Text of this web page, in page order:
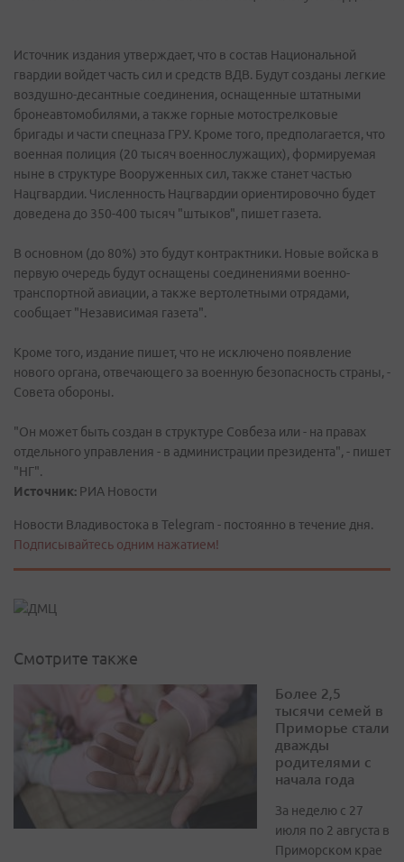
Источник издания утверждает, что в состав Национальной
гвардии войдет часть сил и средств ВДВ. Будут созданы легкие
воздушно-десантные соединения, оснащенные штатными
бронеавтомобилями, а также горные мотострелковые
бригады и части спецназа ГРУ. Кроме того, предполагается, что
военная полиция (20 тысяч военнослужащих), формируемая
ныне в структуре Вооруженных сил, также станет частью
Нацгвардии. Численность Нацгвардии ориентировочно будет
доведена до 350-400 тысяч "штыков", пишет газета.
В основном (до 80%) это будут контрактники. Новые войска в
первую очередь будут оснащены соединениями военно-
транспортной авиации, а также вертолетными отрядами,
сообщает "Независимая газета".
Кроме того, издание пишет, что не исключено появление
нового органа, отвечающего за военную безопасность страны, -
Совета обороны.
"Он может быть создан в структуре Совбеза или - на правах
отдельного управления - в администрации президента", - пишет
"НГ".
Источник: РИА Новости
Новости Владивостока в Telegram - постоянно в течение дня.
Подписывайтесь одним нажатием!
Смотрите также
Более 2,5
тысячи семей в
Приморье стали
дважды
родителями с
начала года
За неделю с 27
июля по 2 августа в
Приморском крае